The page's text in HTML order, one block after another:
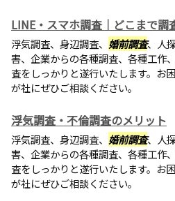
LINE・スマホ調査｜どこまで調
浮気調査、身辺調査、 婚前調査、人
害、企業からの各種調査、各種工作
査をしっかりと遂行いたします。お
が社にぜひご相談ください。
浮気調査・不倫調査のメリット
浮気調査、身辺調査、 婚前調査、人
害、企業からの各種調査、各種工作
査をしっかりと遂行いたします。お
が社にぜひご相談ください。